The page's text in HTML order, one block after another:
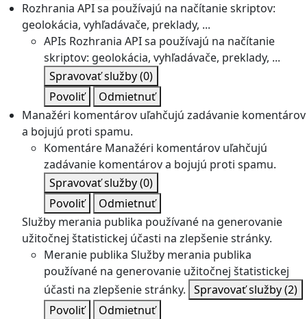
Rozhrania API sa používajú na načítanie skriptov:
geolokácia, vyhľadávače, preklady, ...
APIs Rozhrania API sa používajú na načítanie
skriptov: geolokácia, vyhľadávače, preklady, ...
Spravovať služby(0)
Povoliť
Odmietnuť
Manažéri komentárov uľahčujú zadávanie komentárov
a bojujú proti spamu.
Komentáre Manažéri komentárov uľahčujú
zadávanie komentárov a bojujú proti spamu.
Spravovať služby(0)
Povoliť
Odmietnuť
Služby merania publika používané na generovanie
užitočnej štatistickej účasti na zlepšenie stránky.
Meranie publika Služby merania publika
používané na generovanie užitočnej štatistickej
účasti na zlepšenie stránky. Spravovať služby(2)
Povoliť
Odmietnuť